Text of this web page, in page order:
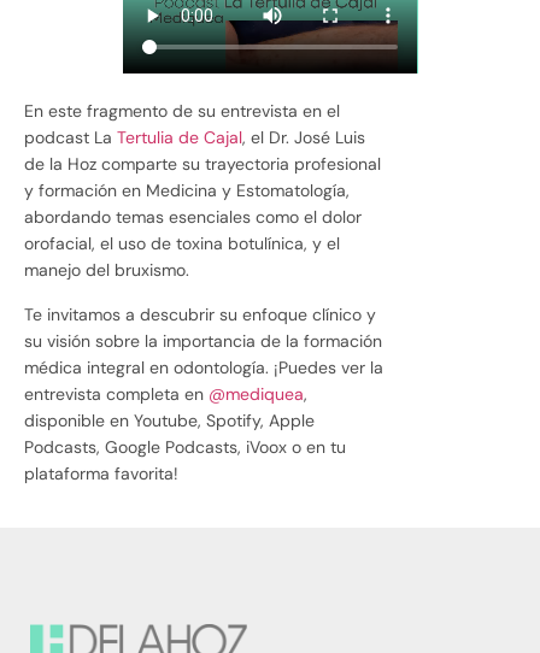
En este fragmento de su entrevista en el
podcast La Tertulia de Cajal, el Dr. José Luis
de la Hoz comparte su trayectoria profesional
y formación en Medicina y Estomatología,
abordando temas esenciales como el dolor
orofacial, el uso de toxina botulínica, y el
manejo del bruxismo.
Te invitamos a descubrir su enfoque clínico y
su visión sobre la importancia de la formación
médica integral en odontología. ¡Puedes ver la
entrevista completa en @mediquea,
disponible en Youtube, Spotify, Apple
Podcasts, Google Podcasts, iVoox o en tu
plataforma favorita!